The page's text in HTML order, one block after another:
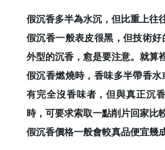
假沉香多半為水沉，但比重上往
假沉香一般表皮很黑，但技術
外型的沉香，愈是要注意。就算
假沉香燃燒時，香味多半帶香
有完全沒香味者，但與真正沉
時，可要求索取一點削片回家比
假沉香價格一般會較真品便宜幾